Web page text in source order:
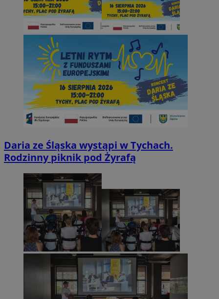
Daria ze Śląska wystąpi w Tychach.
Rodzinny piknik pod Żyrafą